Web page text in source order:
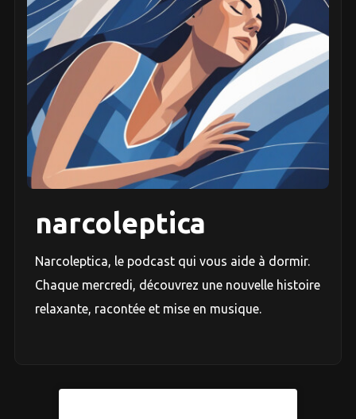
narcoleptica
Narcoleptica, le podcast qui vous aide à dormir.
Chaque mercredi, découvrez une nouvelle histoire
relaxante, racontée et mise en musique.